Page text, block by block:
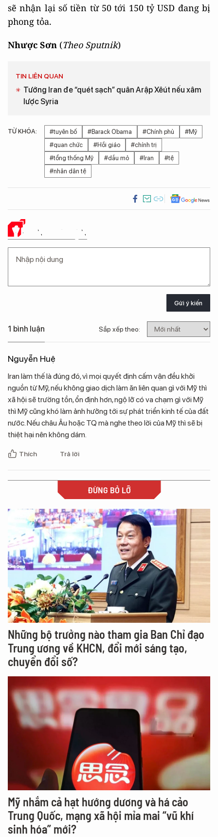
sẽ nhận lại số tiền từ 50 tới 150 tỷ USD đang bị
phong tỏa.
Nhược Sơn (Theo Sputnik)
TIN LIÊN QUAN
Tướng Iran đe “quét sạch” quân Arập Xêút nếu xâm
lược Syria
TỪ KHÓA: #tuyên bố #Barack Obama #Chính phủ
#Mỹ
#quan chức
#Hồi giáo
#chính trị
#tổng thống Mỹ
#dầu mỏ #Iran
#tệ
#nhân dân tệ
Ý KIẾN CỦA BẠN
Gửi ý kiến
1 bình luận Sắp xếp theo:
Nguyễn Huệ
Iran làm thế là đúng đó, vì mọi quyết định cấm vận đều khởi
nguồn từ Mỹ, nếu không giao dịch làm ăn liên quan gì với Mỹ thì
xã hội sẽ trường tồn, ổn định hơn, ngộ lỡ có va chạm gì với Mỹ
thì Mỹ cũng khó làm ảnh hưởng tới sự phát triển kinh tế của đất
nước. Nếu châu Âu hoặc TQ mà nghe theo lời của Mỹ thì sẽ bị
thiệt hại nên không dám.
Thích Trả lời
ĐỪNG BỎ LỠ
Những bộ trưởng nào tham gia Ban Chỉ đạo
Trung ương về KHCN, đổi mới sáng tạo,
chuyển đổi số?
Mỹ nhắm cả hạt hướng dương và há cảo
Trung Quốc, mạng xã hội mỉa mai “vũ khí
sinh hóa” mới?